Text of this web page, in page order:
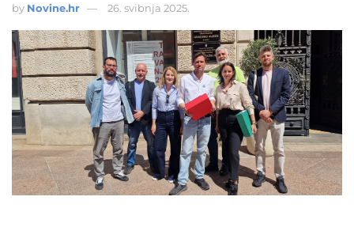
by Novine.hr 26. svibnja 2025.